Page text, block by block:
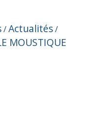
/Actualités/
MOUSTIQUE